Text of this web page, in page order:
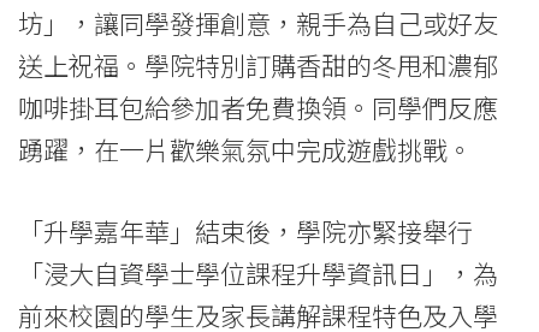
坊」，讓同學發揮創意，親手為自己或好友
送上祝福。學院特別訂購香甜的冬甩和濃郁
咖啡掛耳包給參加者免費換領。同學們反應
踴躍，在一片歡樂氣氛中完成遊戲挑戰。
「升學嘉年華」結束後，學院亦緊接舉行
「浸大自資學士學位課程升學資訊日」，為
前來校園的學生及家長講解課程特色及入學